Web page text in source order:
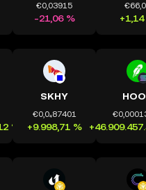
€0,03915
-21,06 %
%
SKHY
€0,0₄87401
+9.998,71 %